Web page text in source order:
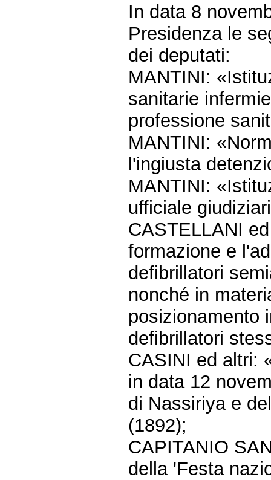
In data 8
Presidenza le
dei deputati:
MANTINI:
sanitarie
professione
MANTINI:
l'ingiusta
MANTINI:
ufficiale
CASTELLANI
formazione e
defibrillatori
nonché in
posizionamento
defibrillatori
CASINI ed altri:
in data 12
di Nassiriya e
(1892);
CAPITANIO
della 'Festa